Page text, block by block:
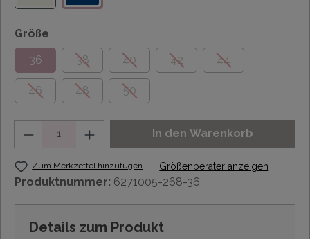
Größe
36
38 40 42 44
46 48 50
In den Warenkorb
Zum Merkzettel hinzufügen Größenberater anzeigen
Produktnummer: 6271005-268-36
Details zum Produkt